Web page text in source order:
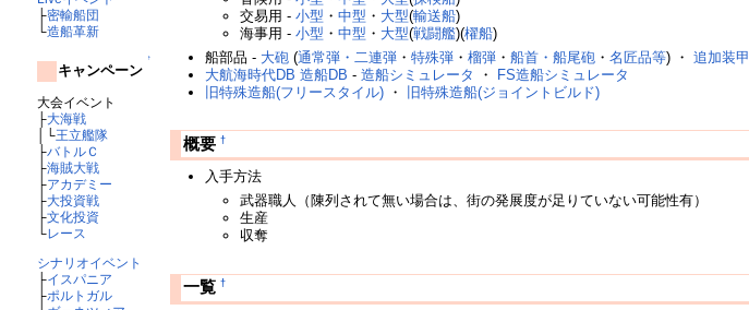
├密輸船団
└造船革新
↑
キャンペーン
大会イベント
├大海戦
│└王立艦隊
├バトルＣ
├海賊大戦
├アカデミー
├大投資戦
├文化投資
└レース
シナリオイベント
├イスパニア
├ポルトガル
交易用 -小型 ・中型 ・ 大型(輸送船)
海事用 -小型 ・中型 ・ 大型(戦闘艦)(櫂船)
船部品 - 大砲 (通常弾・二連弾 ・特殊弾 ・榴弾 ・船首・船尾砲 ・名匠品等) ・追加装甲
大航海時代DB 造船DB -造船シミュレータ ・
FS造船シミュレータ
旧特殊造船(フリースタイル) ・ 旧特殊造船(ジョイントビルド)
概要 †
入手方法
武器職人（陳列されて無い場合は、街の発展度が足りていない可能性有）
生産
収奪
一覧 †